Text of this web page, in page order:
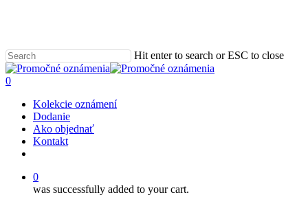
content
Hit enter to search or ESC to close
Close
Search
0
Kolekcie oznámení
Dodanie
Ako objednať
Kontakt
0
was successfully added to your cart.